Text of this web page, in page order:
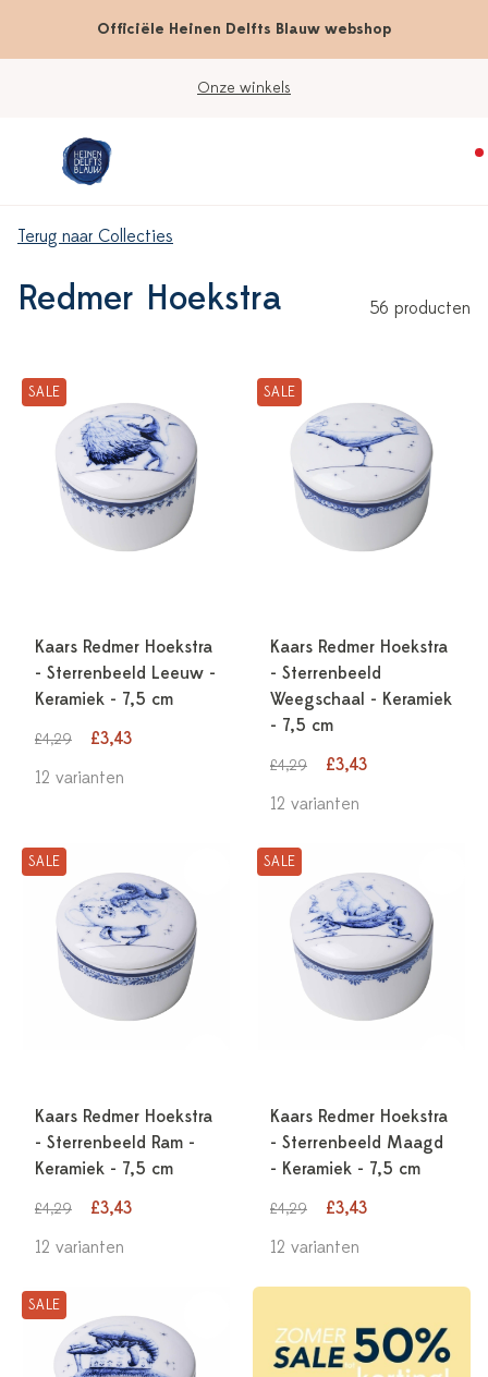
Officiële Heinen Delfts Blauw webshop
Onze winkels
Terug naar Collecties
Redmer Hoekstra 56 producten
SALE
Kaars Redmer Hoekstra
- Sterrenbeeld Leeuw -
Keramiek - 7,5 cm
£4,29
£3,43
12 varianten
SALE
Kaars Redmer Hoekstra
- Sterrenbeeld
Weegschaal - Keramiek
- 7,5 cm
£4,29
£3,43
12 varianten
SALE
Kaars Redmer Hoekstra
- Sterrenbeeld Ram -
Keramiek - 7,5 cm
£4,29
£3,43
12 varianten
SALE
Kaars Redmer Hoekstra
- Sterrenbeeld Maagd
- Keramiek - 7,5 cm
£4,29
£3,43
12 varianten
SALE